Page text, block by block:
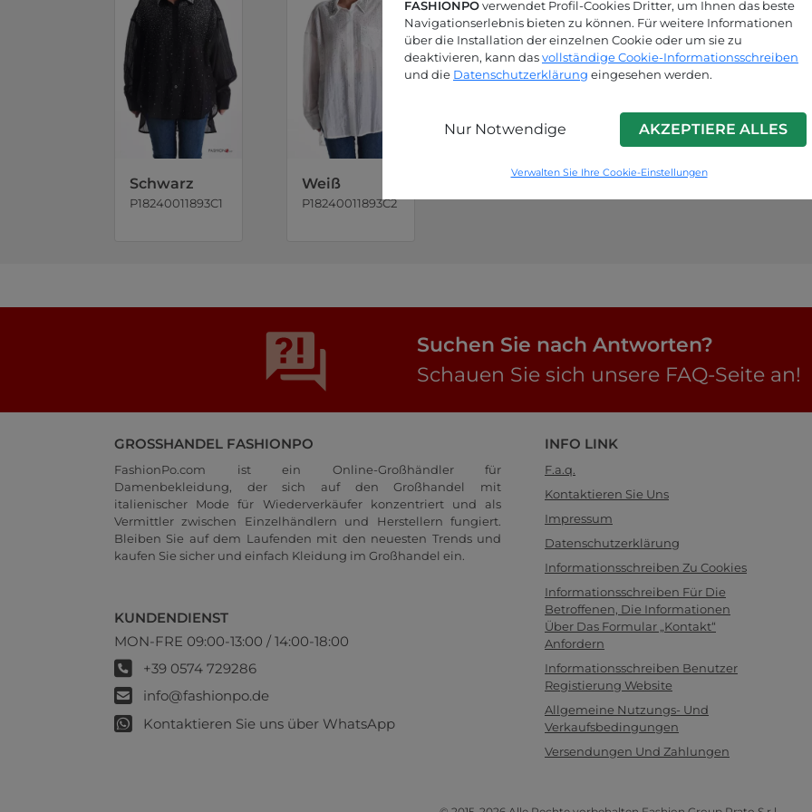
FASHIONPOverwendet Profil-Cookies Dritter, um Ihnen das beste
Navigationserlebnis bieten zu können. Für weitere Informationen
über die Installation der einzelnen Cookie oder um sie zu
deaktivieren, kann dasvollständige Cookie-Informationsschreiben
und die Datenschutzerklärung eingesehen werden.
Nur Notwendige AKZEPTIERE ALLES
Verwalten Sie Ihre Cookie-Einstellungen
Schwarz
P18240011893C1
Weiß
P18240011893C2
Suchen Sie nach Antworten?
Schauen Sie sich unsere FAQ-Seite an!
GROSSHANDEL FASHIONPO
FashionPo.com ist ein Online-Großhändler für
Damenbekleidung, der sich auf den Großhandel mit
italienischer Mode für Wiederverkäufer konzentriert und als
Vermittler zwischen Einzelhändlern und Herstellern fungiert.
Bleiben Sie auf dem Laufenden mit den neuesten Trends und
kaufen Sie sicher und einfach Kleidung im Großhandel ein.
KUNDENDIENST
MON-FRE 09:00-13:00 / 14:00-18:00
+39 0574 729286
info@fashionpo.de
Kontaktieren Sie uns über WhatsApp
INFO LINK
F.a.q.
Kontaktieren Sie Uns
Impressum
Datenschutzerklärung
Informationsschreiben Zu Cookies
Informationsschreiben Für Die
Betroffenen, Die Informationen
Über Das Formular „Kontakt“
Anfordern
Informationsschreiben Benutzer
Registierung Website
Allgemeine Nutzungs- Und
Verkaufsbedingungen
Versendungen Und Zahlungen